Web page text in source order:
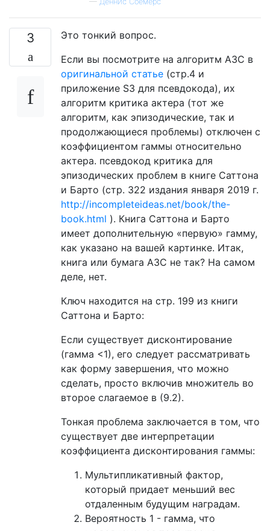
3
Это тонкий вопрос.
Если вы посмотрите на алгоритм A3C в
оригинальной статье (стр.4 и
приложение S3 для псевдокода), их
алгоритм критика актера (тот же
алгоритм, как эпизодические, так и
продолжающиеся проблемы) отключен с
коэффициентом гаммы относительно
актера. псевдокод критика для
эпизодических проблем в книге Саттона
и Барто (стр. 322 издания января 2019 г.
http://incompleteideas.net/book/the-
book.html ). Книга Саттона и Барто
имеет дополнительную «первую» гамму,
как указано на вашей картинке. Итак,
книга или бумага A3C не так? На самом
деле, нет.
Ключ находится на стр. 199 из книги
Саттона и Барто:
Если существует дисконтирование
(гамма <1), его следует рассматривать
как форму завершения, что можно
сделать, просто включив множитель во
второе слагаемое в (9.2).
Тонкая проблема заключается в том, что
существует две интерпретации
коэффициента дисконтирования гаммы:
Мультипликативный фактор,
который придает меньший вес
отдаленным будущим наградам.
Вероятность 1 - гамма, что